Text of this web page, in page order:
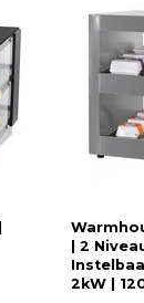
| 2
2kW |